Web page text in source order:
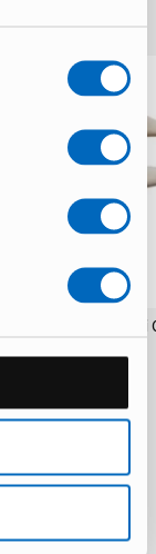
Form Rover